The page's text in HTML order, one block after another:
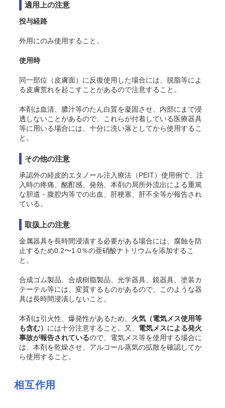
適用上の注意
投与経路
外用にのみ使用すること。
使用時
同一部位（皮膚面）に反復使用した場合には、脱脂等によ
る皮膚荒れを起こすことがあるので注意すること。
本剤は血清、膿汁等のたん白質を凝固させ、内部にまで浸
透しないことがあるので、これらが付着している医療器具
等に用いる場合には、十分に洗い落としてから使用するこ
と。
その他の注意
承認外の経皮的エタノール注入療法（PEIT）使用例で、注
入時の疼痛、酩酊感、発熱、本剤の局所外流出による重篤
な胆道・腹腔内等での出血、肝梗塞、肝不全等が報告され
ている。
取扱上の注意
金属器具を長時間浸漬する必要がある場合には、腐蝕を防
止するため0.2〜1.0％の亜硝酸ナトリウムを添加するこ
と。
合成ゴム製品、合成樹脂製品、光学器具、鏡器具、塗装カ
テーテル等には、変質するものがあるので、このような器
具は長時間浸漬しないこと。
本剤は引火性、爆発性があるため、 火気（電気メス使用等
も含む） には十分注意すること。又、 電気メスによる発火
事故が報告されているので、電気メス等を使用する場合に
は、本剤を乾燥させ、アルコール蒸気の拡散を確認してか
ら使用すること。
相互作用